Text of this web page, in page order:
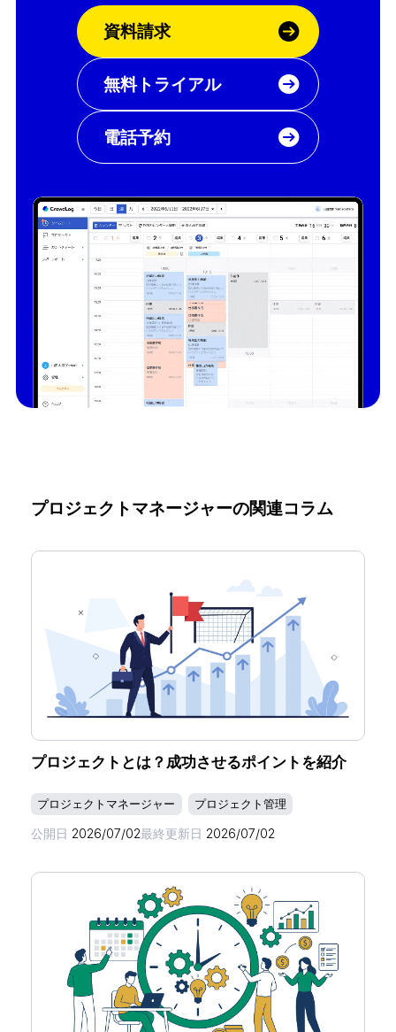
資料請求
無料トライアル
電話予約
プロジェクトマネージャーの関連コラム
プロジェクトとは？成功させるポイントを紹介
プロジェクトマネージャー プロジェクト管理
公開日 2026/07/02最終更新日 2026/07/02